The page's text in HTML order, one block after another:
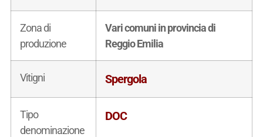
Zona di
produzione
Vari comuni in provincia di
Reggio Emilia
Vitigni Spergola
Tipo
denominazione
DOC